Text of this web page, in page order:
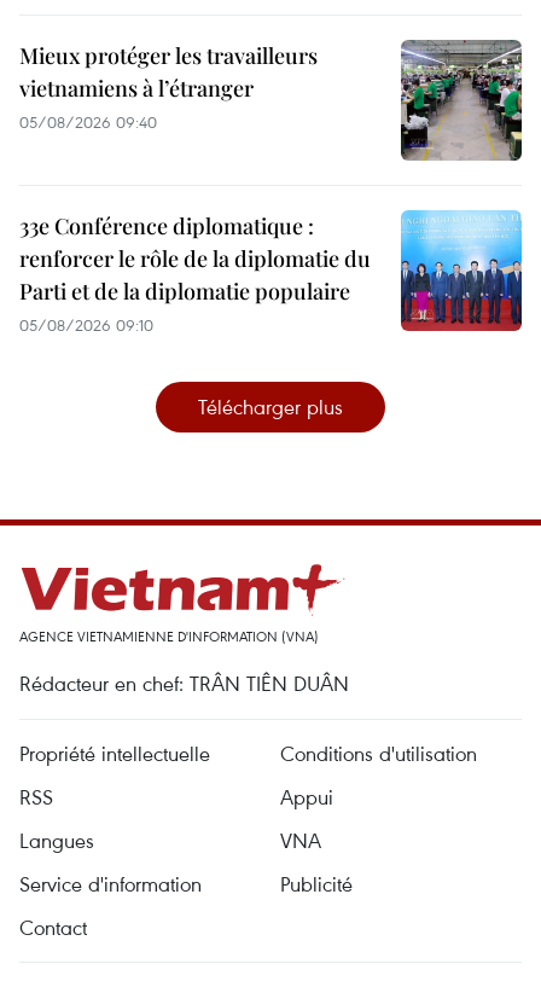
Mieux protéger les travailleurs
vietnamiens à l’étranger
05/08/2026 09:40
33e Conférence diplomatique :
renforcer le rôle de la diplomatie du
Parti et de la diplomatie populaire
05/08/2026 09:10
Télécharger plus
AGENCE VIETNAMIENNE D'INFORMATION (VNA)
Rédacteur en chef: TRÂN TIÊN DUÂN
Propriété intellectuelle
Conditions d'utilisation
RSS
Appui
Langues
VNA
Service d'information
Publicité
Contact